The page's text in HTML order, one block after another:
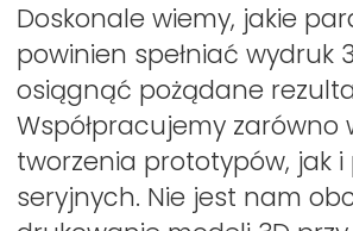
Doskonale wiemy, jakie
powinien spełniać wydruk
osiągnąć pożądane
Współpracujemy zarówno
tworzenia prototypów, jak
seryjnych. Nie jest nam